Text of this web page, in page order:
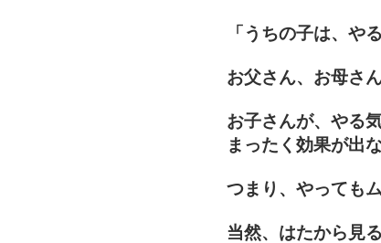
「うちの子は、や
お父さん、お母さ
お子さんが、やる
まったく効果が出
つまり、やっても
当然、はたから見